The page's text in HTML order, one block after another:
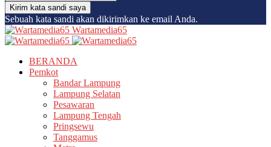
Sebuah kata sandi akan dikirimkan ke email Anda.
Wartamedia65
BERANDA
Pemkot
Bandar Lampung
Lampung Selatan
Pesawaran
Lampung Tengah
Pringsewu
Tanggamus